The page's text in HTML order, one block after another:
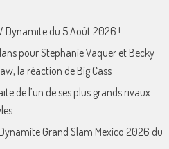
Dynamite du 5 Août 2026 !
pour Stephanie Vaquer et Becky
la réaction de Big Cass
de l’un de ses plus grands rivaux.
Grand Slam Mexico 2026 du